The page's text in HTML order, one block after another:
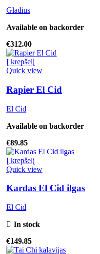
Gladius
Available on backorder
€312.00
Į krepšelį
Quick view
Rapier El Cid
El Cid
Available on backorder
€89.85
Į krepšelį
Quick view
Kardas El Cid ilgas
El Cid
In stock
€149.85